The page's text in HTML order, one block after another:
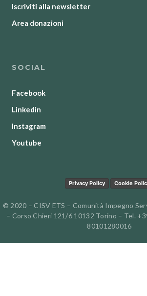
Iscriviti alla newsletter
Area donazioni
SOCIAL
Facebook
Linkedin
Instagram
Youtube
Privacy Policy Cookie
© 2020 – CISV ETS – Comunità Impegno
– Corso Chieri 121/6 10132 Torino – Tel.
80101280016